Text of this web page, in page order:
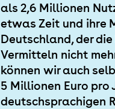
als 2,6 Millionen
etwas Zeit und ihre
Deutschland, der
Vermitteln nicht
können wir auch
5 Millionen Euro pro
deutschsprachigen